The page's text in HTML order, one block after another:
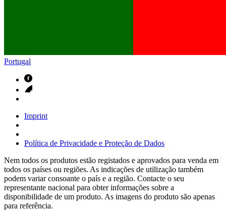
Portugal
Imprint
Política de Privacidade e Proteção de Dados
Nem todos os produtos estão registados e aprovados para venda em
todos os países ou regiões. As indicações de utilização também
podem variar consoante o país e a região. Contacte o seu
representante nacional para obter informações sobre a
disponibilidade de um produto. As imagens do produto são apenas
para referência.